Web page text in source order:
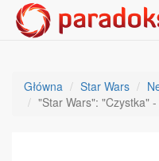
Główna Star Wars
"Star Wars": "Czystka"